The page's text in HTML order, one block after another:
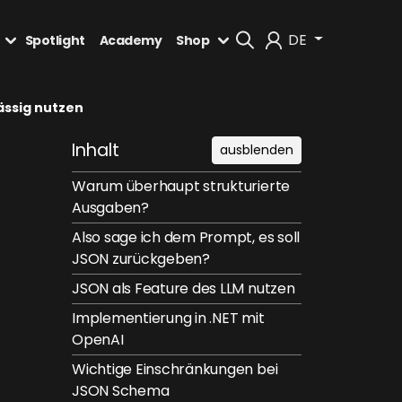
Mein Konto
Abmelden
DE
Spotlight Academy Shop
nutzen
Inhalt ausblenden
Warum überhaupt strukturierte
Ausgaben?
Also sage ich dem Prompt, es soll
JSON zurückgeben?
JSON als Feature des LLM nutzen
Implementierung in .NET mit
OpenAI
Wichtige Einschränkungen bei
JSON Schema